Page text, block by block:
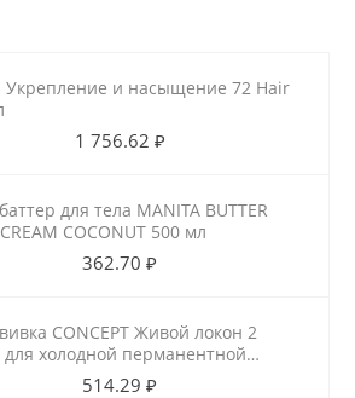
Укрепление и насыщение 72 Hair
1 756.62 ₽
для тела MANITA BUTTER
COCONUT 500 мл
362.70 ₽
CONCEPT Живой локон 2
для холодной перманентной
для ослабленных волос
514.29 ₽